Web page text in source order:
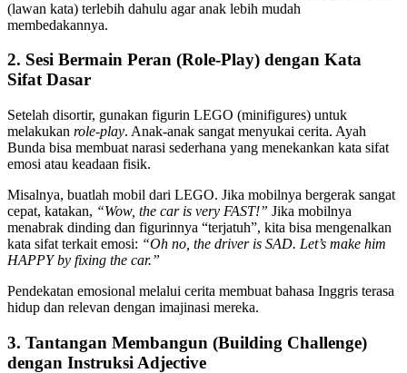
(lawan kata) terlebih dahulu agar anak lebih mudah
membedakannya.
2. Sesi Bermain Peran (Role-Play) dengan Kata
Sifat Dasar
Setelah disortir, gunakan figurin LEGO (minifigures) untuk
melakukan role-play. Anak-anak sangat menyukai cerita. Ayah
Bunda bisa membuat narasi sederhana yang menekankan kata sifat
emosi atau keadaan fisik.
Misalnya, buatlah mobil dari LEGO. Jika mobilnya bergerak sangat
cepat, katakan, “Wow, the car is very FAST!” Jika mobilnya
menabrak dinding dan figurinnya “terjatuh”, kita bisa mengenalkan
kata sifat terkait emosi: “Oh no, the driver is SAD. Let’s make him
HAPPY by fixing the car.”
Pendekatan emosional melalui cerita membuat bahasa Inggris terasa
hidup dan relevan dengan imajinasi mereka.
3. Tantangan Membangun (Building Challenge)
dengan Instruksi Adjective